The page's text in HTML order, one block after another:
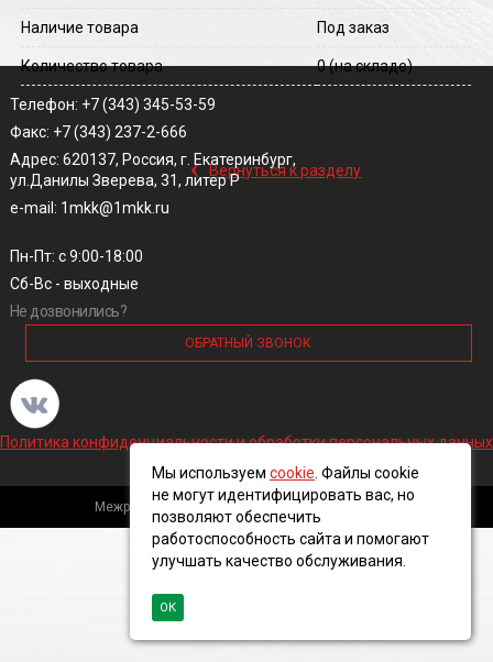
Наличие товара Под заказ
Количество товара 0(на складе)
‹ Вернуться к разделу
Телефон: +7 (343) 345-53-59
Факс: +7 (343) 237-2-666
Адрес: 620137, Россия, г. Екатеринбург,
ул.Данилы Зверева, 31, литер Р
e-mail: 1mkk@1mkk.ru
Пн-Пт: с 9:00-18:00
Сб-Вс - выходные
Не дозвонились?
ОБРАТНЫЙ ЗВОНОК
Политика конфиденциальности и обработки персональных данных
Межрегиональная кабельная компания, 2016 ©
Мы используем cookie . Файлы cookie
не могут идентифицировать вас, но
позволяют обеспечить
работоспособность сайта и помогают
улучшать качество обслуживания.
ОК